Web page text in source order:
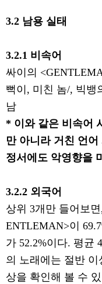
3.2 남용 실태
3.2.1 비속어
싸이의
뻑이 , 미친 놈/, 빅뱅
남
* 이와 같은 비속어
만 아니라 거친 언
정서에도 악영향을
3.2.2 외국어
상위 3개만 들어보면
ENTLEMAN>이
가 52.2%이다. 평균
의 노래에는 절반
상을 확인해 볼 수